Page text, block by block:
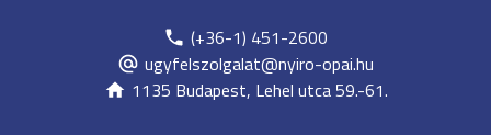
(+36-1) 451-2600
ugyfelszolgalat@nyiro-opai.hu
1135 Budapest, Lehel utca 59.-61.